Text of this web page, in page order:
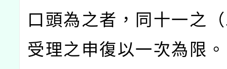
口頭為之者，同十一之
受理之申復以一次為限